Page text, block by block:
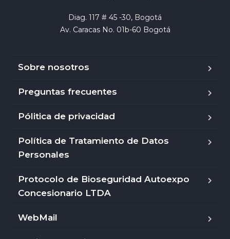
Diag. 117 # 45 -30, Bogotá
Av. Caracas No. 01b-60 Bogotá
Sobre nosotros
Preguntas frecuentes
Pólitica de privacidad
Política de Tratamiento de Datos
Personales
Protocolo de Bioseguridad Autoexpo
Concesionario LTDA
WebMail